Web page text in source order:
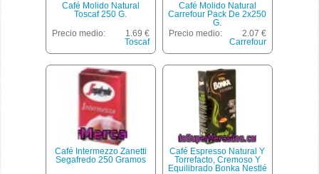
Café Molido Natural
Toscaf 250 G.
Precio medio:
1.69 €
Toscaf
Café Molido Natural
Carrefour Pack De 2x250
G.
Precio medio:
2.07 €
Carrefour
Café Intermezzo Zanetti
Segafredo 250 Gramos
Café Espresso Natural Y
Torrefacto, Cremoso Y
Equilibrado Bonka Nestlé